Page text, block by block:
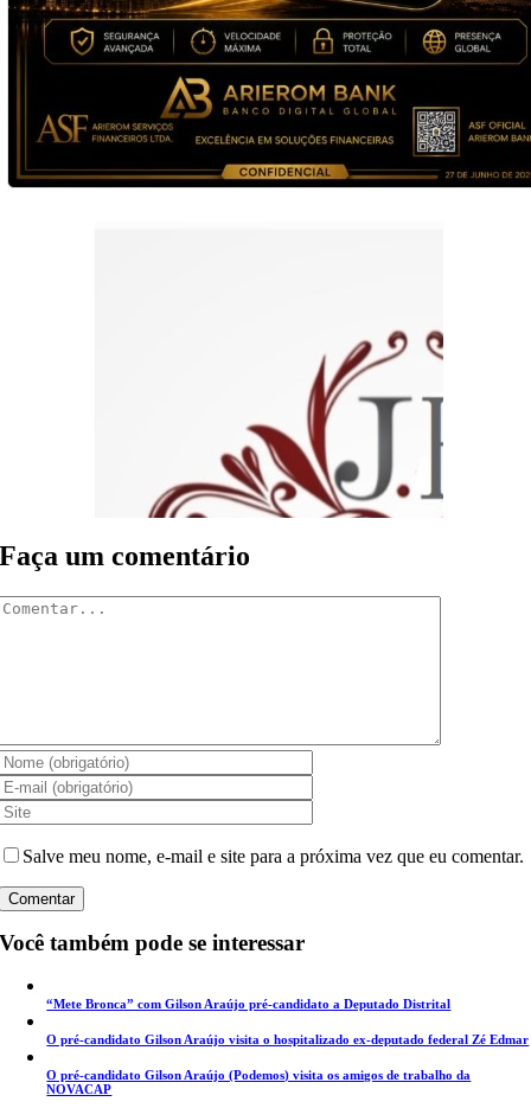
Faça um comentário
Salve meu nome, e-mail e site para a próxima vez que eu comentar.
Você também pode se interessar
“Mete Bronca” com Gilson Araújo pré-candidato a Deputado Distrital
O pré-candidato Gilson Araújo visita o hospitalizado ex-deputado federal Zé Edmar
O pré-candidato Gilson Araújo (Podemos) visita os amigos de trabalho da
NOVACAP